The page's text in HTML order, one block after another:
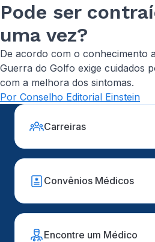
Pode ser
uma vez?
De acordo com o conhecimento
Guerra do Golfo exige cuidados
com a melhora dos sintomas.
Por Conselho Editorial Einstein
Carreiras
Convênios Médicos
Encontre um Médico